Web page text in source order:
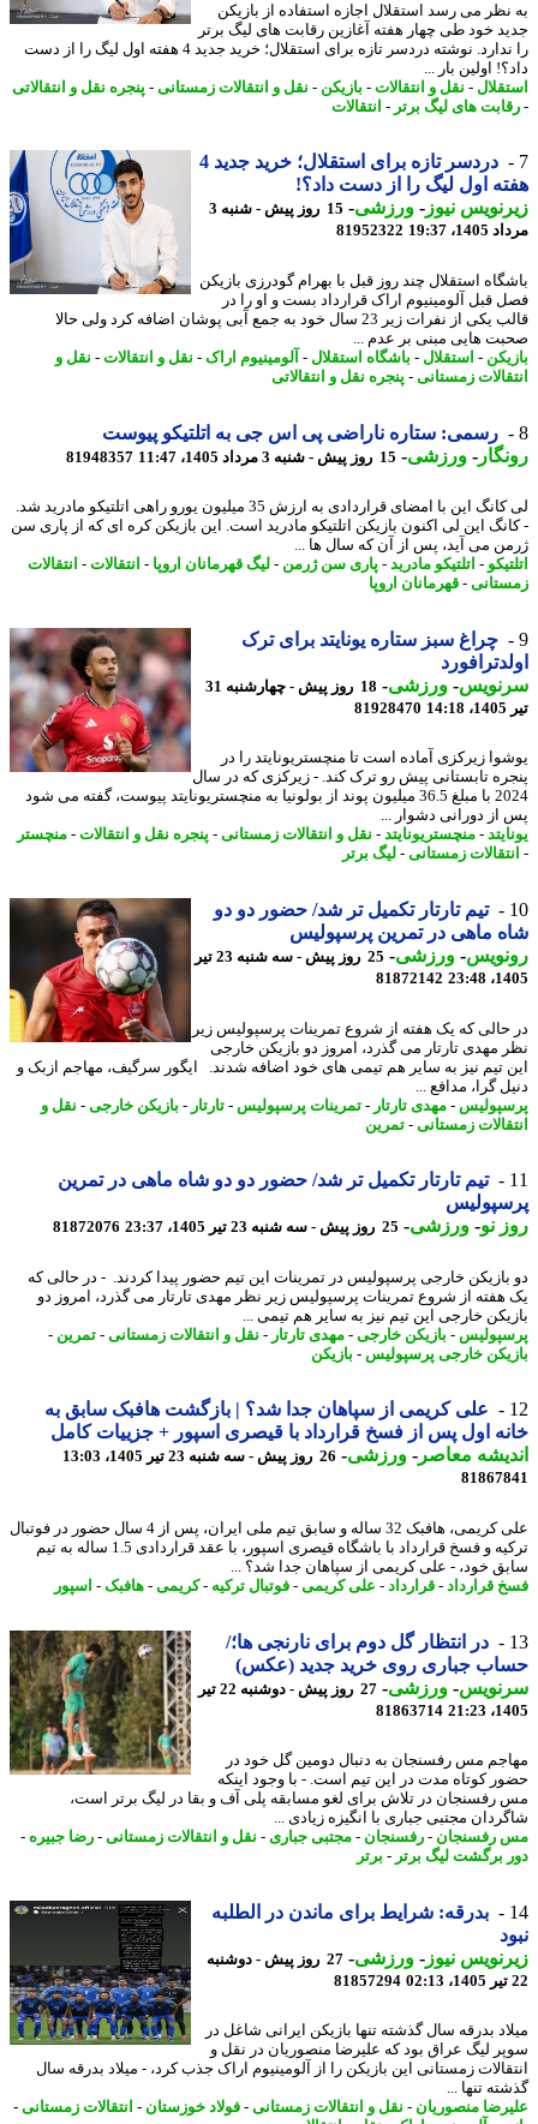
می رسد استقلال اجازه استفاده از بازیکن
خود طی چهار هفته آغازین رقابت های لیگ برتر
را ندارد. نوشته دردسر تازه برای استقلال؛ خرید جدید 4 هفته اول لیگ را از دست
اولین بار ...
-نقل و انتقالات-بازیکن -نقل و انتقالات زمستانی-پنجره نقل و انتقالاتی
های لیگ برتر - انتقالات
دردسر تازه برای استقلال؛ خرید جدید 4
اول لیگ را از دست داد؟!
نیوز-ورزشی-
15 روز پیش - شنبه 3
19:37
81952322
استقلال چند روز قبل با بهرام گودرزی بازیکن
قبل آلومینیوم اراک قرارداد بست و او را در
قالب یکی از نفرات زیر 23 سال خود به جمع آبی پوشان اضافه کرد ولی حالا
هایی مبنی بر عدم ...
-استقلال-باشگاه استقلال-آلومینیوم اراک - نقل و انتقالات-نقل و
زمستانی-پنجره نقل و انتقالاتی
رسمی: ستاره ناراضی پی اس جی به اتلتیکو پیوست
-ورزشی-15 روز پیش - شنبه 3 مرداد 1405، 11:47 81948357
لی کانگ این با امضای قراردادی به ارزش 35 میلیون یورو راهی اتلتیکو مادرید شد.
این لی اکنون بازیکن اتلتیکو مادرید است. این بازیکن کره ای که از پاری سن
می آید، پس از آن که سال ها ...
-اتلتیکو مادرید- پاری سن ژرمن -لیگ قهرمانان اروپا - انتقالات-انتقالات
-قهرمانان اروپا
چراغ سبز ستاره یونایتد برای ترک
-ورزشی-
18 روز پیش - چهارشنبه 31
81928470
زیرکزی آماده است تا منچستریونایتد را در
تابستانی پیش رو ترک کند. - زیرکزی که در سال
2024 با مبلغ 36.5 میلیون پوند از بولونیا به منچستریونایتد پیوست، گفته می شود
دورانی دشوار ...
-منچستریونایتد-نقل و انتقالات زمستانی-پنجره نقل و انتقالات-منچستر
زمستانی-لیگ برتر
تیم تارتار تکمیل تر شد/ حضور دو دو
ماهی در تمرین پرسپولیس
-ورزشی-
25 روز پیش - سه شنبه 23 تیر
81872142
که یک هفته از شروع تمرینات پرسپولیس زیر
مهدی تارتار می گذرد، امروز دو بازیکن خارجی
تیم نیز به سایر هم تیمی های خود اضافه شدند. ایگور سرگیف، مهاجم ازبک و
گرا، مدافع ...
-مهدی تارتار- تمرینات پرسپولیس-تارتار- بازیکن خارجی-نقل و
زمستانی-تمرین
تیم تارتار تکمیل تر شد/ حضور دو دو شاه ماهی در تمرین
نو- ورزشی-25 روز پیش - سه شنبه 23 تیر 1405، 23:37 81872076
خارجی پرسپولیس در تمرینات این تیم حضور پیدا کردند. - در حالی که
از شروع تمرینات پرسپولیس زیر نظر مهدی تارتار می گذرد، امروز دو
خارجی این تیم نیز به سایر هم تیمی ...
-بازیکن خارجی-مهدی تارتار- نقل و انتقالات زمستانی-تمرین-
خارجی پرسپولیس-بازیکن
علی کریمی از سپاهان جدا شد؟ | بازگشت هافبک سابق به
اول پس از فسخ قرارداد با قیصری اسپور + جزییات کامل
معاصر-ورزشی-26 روز پیش - سه شنبه 23 تیر 1405، 13:03
علی کریمی، هافبک 32 ساله و سابق تیم ملی ایران، پس از 4 سال حضور در فوتبال
ترکیه و فسخ قرارداد با باشگاه قیصری اسپور، با عقد قراردادی 1.5 ساله به تیم
خود، - علی کریمی از سپاهان جدا شد؟ ...
قرارداد -قرارداد -علی کریمی -فوتبال ترکیه-کریمی -هافبک-اسپور
در انتظار گل دوم برای نارنجی ها؛/
جباری روی خرید جدید (عکس)
-ورزشی-
27 روز پیش - دوشنبه 22 تیر
81863714
مس رفسنجان به دنبال دومین گل خود در
کوتاه مدت در این تیم است. - با وجود اینکه
در تلاش برای لغو مسابقه پلی آف و بقا در لیگ برتر است،
مجتبی جباری با انگیزه زیادی ...
رفسنجان-رفسنجان-مجتبی جباری- نقل و انتقالات زمستانی-رضا جبیره-
برگشت لیگ برتر - برتر
بدرقه: شرایط برای ماندن در الطلبه
نیوز-ورزشی-
27 روز پیش - دوشنبه
81857294
بدرقه سال گذشته تنها بازیکن ایرانی شاغل در
لیگ عراق بود که علیرضا منصوریان در نقل و
زمستانی این بازیکن را از آلومینیوم اراک جذب کرد، - میلاد بدرقه سال
تنها ...
منصوریان-نقل و انتقالات زمستانی-فولاد خوزستان-انتقالات زمستانی-